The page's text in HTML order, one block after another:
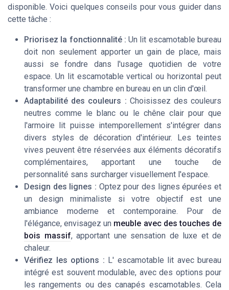
disponible. Voici quelques conseils pour vous guider dans
cette tâche :
Priorisez la fonctionnalité : Un lit escamotable bureau
doit non seulement apporter ungain de place, mais
aussi se fondre dans l'usage quotidien de votre
espace. Un lit escamotable vertical ou horizontal peut
transformer une chambre en bureau en un clin d'œil.
Adaptabilité des couleurs : Choisissez des couleurs
neutres comme le blanc ou le chêne clair pour que
l'armoire lit puisse intemporellement s'intégrer dans
divers styles de décoration d'intérieur. Les teintes
vives peuvent être réservées aux éléments décoratifs
complémentaires, apportant une touche de
personnalité sans surcharger visuellement l'espace.
Design des lignes : Optez pour des lignes épurées et
un design minimaliste si votre objectif est une
ambiance moderne et contemporaine. Pour de
l'élégance, envisagez un meuble avec des touches de
bois massif, apportant une sensation de luxe et de
chaleur.
Vérifiez les options : L' escamotable lit avec bureau
intégré est souvent modulable, avec des options pour
les rangements ou descanapés escamotables. Cela